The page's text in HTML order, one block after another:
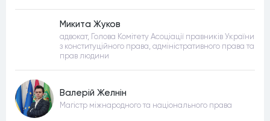
Микита Жуков
адвокат, Голова Комітету Асоціації правників України
з конституційного права, адміністративного права та
прав людини
Валерій Желнін
Магістр міжнародного та національного права